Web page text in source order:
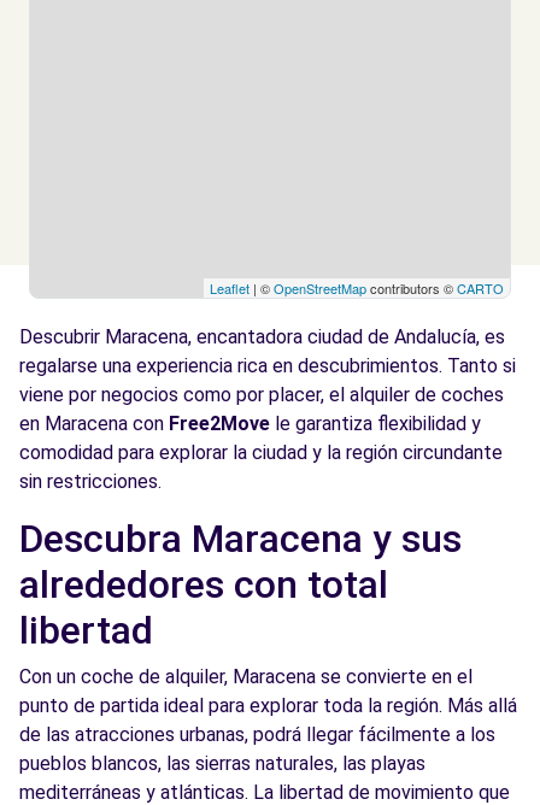
Leaflet | ©OpenStreetMapcontributors ©CARTO
Descubrir Maracena, encantadora ciudad de Andalucía, es
regalarse una experiencia rica en descubrimientos. Tanto si
viene por negocios como por placer, el alquiler de coches
en Maracena con Free2Move le garantiza flexibilidad y
comodidad para explorar la ciudad y la región circundante
sin restricciones.
Descubra Maracena y sus
alrededores con total
libertad
Con un coche de alquiler, Maracena se convierte en el
punto de partida ideal para explorar toda la región. Más allá
de las atracciones urbanas, podrá llegar fácilmente a los
pueblos blancos, las sierras naturales, las playas
mediterráneas y atlánticas. La libertad de movimiento que